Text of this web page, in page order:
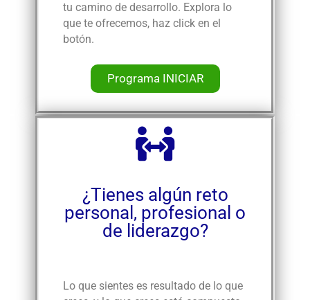
tu camino de desarrollo. Explora lo
que te ofrecemos, haz click en el
botón.
Programa INICIAR
¿Tienes algún reto
personal, profesional o
de liderazgo?
Lo que sientes es resultado de lo que